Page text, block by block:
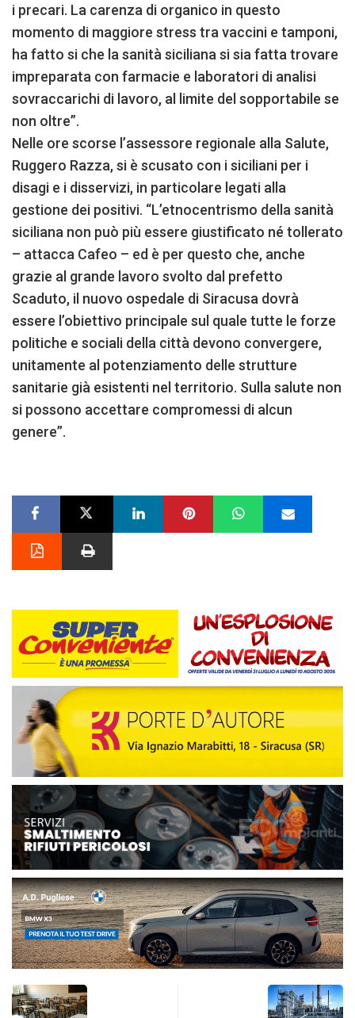
i precari. La carenza di organico in questo
momento di maggiore stress tra vaccini e tamponi,
ha fatto si che la sanità siciliana si sia fatta trovare
impreparata con farmacie e laboratori di analisi
sovraccarichi di lavoro, al limite del sopportabile se
non oltre”.
Nelle ore scorse l’assessore regionale alla Salute,
Ruggero Razza, si è scusato con i siciliani per i
disagi e i disservizi, in particolare legati alla
gestione dei positivi. “L’etnocentrismo della sanità
siciliana non può più essere giustificato né tollerato
– attacca Cafeo – ed è per questo che, anche
grazie al grande lavoro svolto dal prefetto
Scaduto, il nuovo ospedale di Siracusa dovrà
essere l’obiettivo principale sul quale tutte le forze
politiche e sociali della città devono convergere,
unitamente al potenziamento delle strutture
sanitarie già esistenti nel territorio. Sulla salute non
si possono accettare compromessi di alcun
genere”.